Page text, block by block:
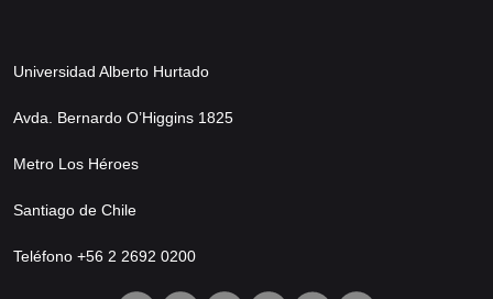
Universidad Alberto Hurtado
Avda. Bernardo O’Higgins 1825
Metro Los Héroes
Santiago de Chile
Teléfono +56 2 2692 0200